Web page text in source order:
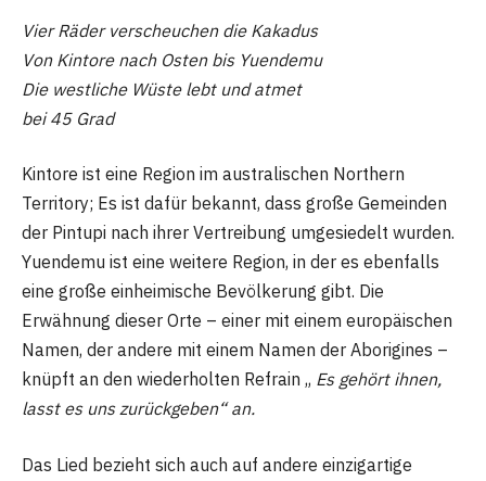
Vier Räder verscheuchen die Kakadus
Von Kintore nach Osten bis Yuendemu
Die westliche Wüste lebt und atmet
bei 45 Grad
Kintore ist eine Region im australischen Northern
Territory; Es ist dafür bekannt, dass große Gemeinden
der Pintupi nach ihrer Vertreibung umgesiedelt wurden.
Yuendemu ist eine weitere Region, in der es ebenfalls
eine große einheimische Bevölkerung gibt. Die
Erwähnung dieser Orte – einer mit einem europäischen
Namen, der andere mit einem Namen der Aborigines –
knüpft an den wiederholten Refrain „ Es gehört ihnen,
lasst es uns zurückgeben“ an.
Das Lied bezieht sich auch auf andere einzigartige